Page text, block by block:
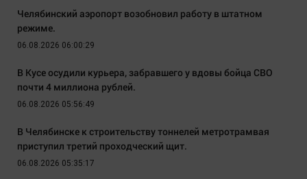
Челябинский аэропорт возобновил работу в штатном
режиме.
06.08.2026 06:00:29
В Кусе осудили курьера, забравшего у вдовы бойца СВО
почти 4 миллиона рублей.
06.08.2026 05:56:49
В Челябинске к строительству тоннелей метротрамвая
приступил третий проходческий щит.
06.08.2026 05:35:17